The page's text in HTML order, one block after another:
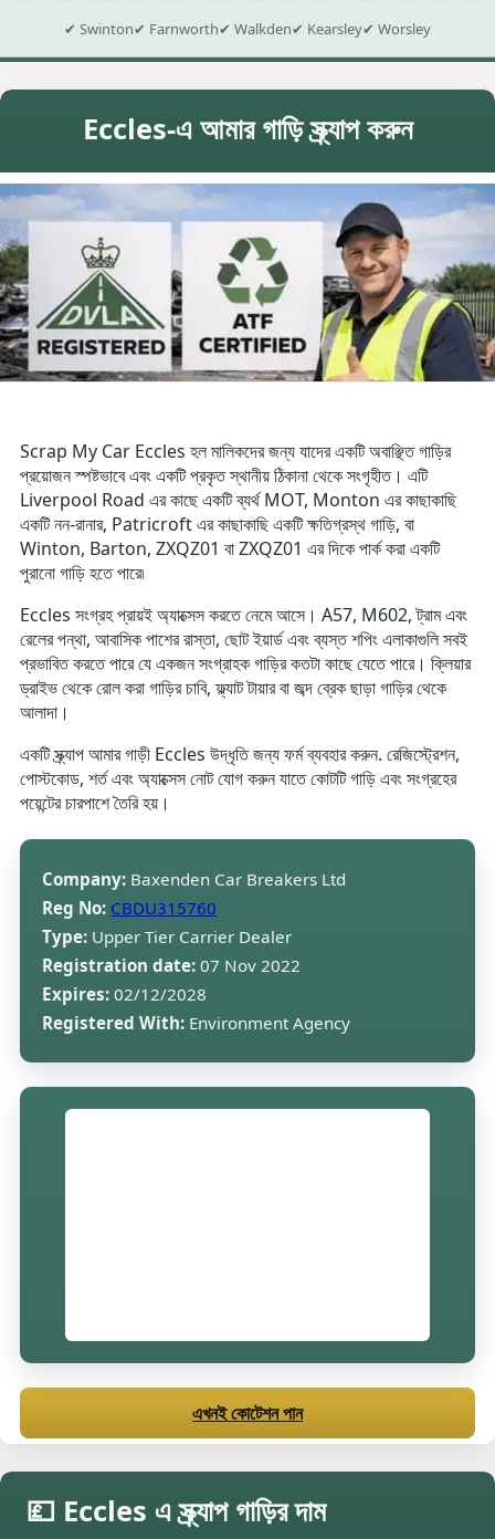
✔ Swinton✔ Farnworth✔ Walkden✔ Kearsley✔ Worsley
Eccles-এ আমার গাড়ি স্ক্র্যাপ করুন
Scrap My Car Eccles হল মালিকদের জন্য যাদের একটি অবাঞ্ছিত গাড়ির
প্রয়োজন স্পষ্টভাবে এবং একটি প্রকৃত স্থানীয় ঠিকানা থেকে সংগৃহীত। এটি
Liverpool Road এর কাছে একটি ব্যর্থ MOT, Monton এর কাছাকাছি
একটি নন-রানার, Patricroft এর কাছাকাছি একটি ক্ষতিগ্রস্থ গাড়ি, বা
Winton, Barton, ZXQZ01 বা ZXQZ01 এর দিকে পার্ক করা একটি
পুরানো গাড়ি হতে পারে৷
Eccles সংগ্রহ প্রায়ই অ্যাক্সেস করতে নেমে আসে। A57, M602, ট্রাম এবং
রেলের পন্থা, আবাসিক পাশের রাস্তা, ছোট ইয়ার্ড এবং ব্যস্ত শপিং এলাকাগুলি সবই
প্রভাবিত করতে পারে যে একজন সংগ্রাহক গাড়ির কতটা কাছে যেতে পারে। ক্লিয়ার
ড্রাইভ থেকে রোল করা গাড়ির চাবি, ফ্ল্যাট টায়ার বা জব্দ ব্রেক ছাড়া গাড়ির থেকে
আলাদা।
একটি স্ক্র্যাপ আমার গাড়ী Eccles উদ্ধৃতি জন্য ফর্ম ব্যবহার করুন. রেজিস্ট্রেশন,
পোস্টকোড, শর্ত এবং অ্যাক্সেস নোট যোগ করুন যাতে কোটটি গাড়ি এবং সংগ্রহের
পয়েন্টের চারপাশে তৈরি হয়।
Company: Baxenden Car Breakers Ltd
Reg No: CBDU315760
Type: Upper Tier Carrier Dealer
Registration date: 07 Nov 2022
Expires: 02/12/2028
Registered With: Environment Agency
এখনই কোটেশন পান
💷 Eccles এ স্ক্র্যাপ গাড়ির দাম